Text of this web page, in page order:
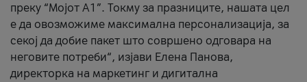
преку “Мојот А1”. Токму за празниците, нашата цел
е да овозможиме максимална персонализација, за
секој да добие пакет што совршено одговара на
неговите потреби“, изјави Елена Панова,
директорка на маркетинг и дигитална